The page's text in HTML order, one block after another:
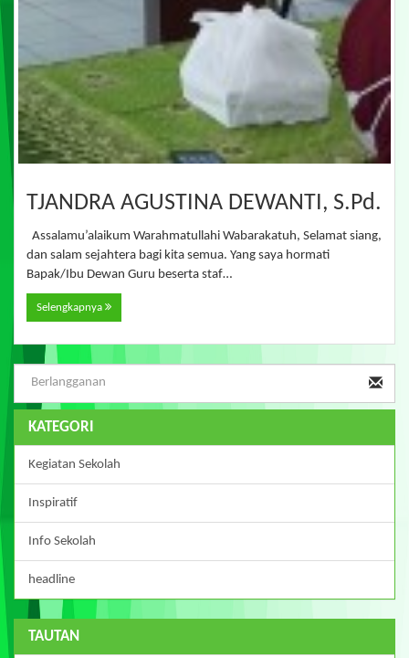
TJANDRA AGUSTINA DEWANTI, S.Pd.
Assalamu’alaikum Warahmatullahi Wabarakatuh, Selamat siang,
dan salam sejahtera bagi kita semua. Yang saya hormati
Bapak/Ibu Dewan Guru beserta staf…
Selengkapnya
KATEGORI
Kegiatan Sekolah
Inspiratif
Info Sekolah
headline
TAUTAN